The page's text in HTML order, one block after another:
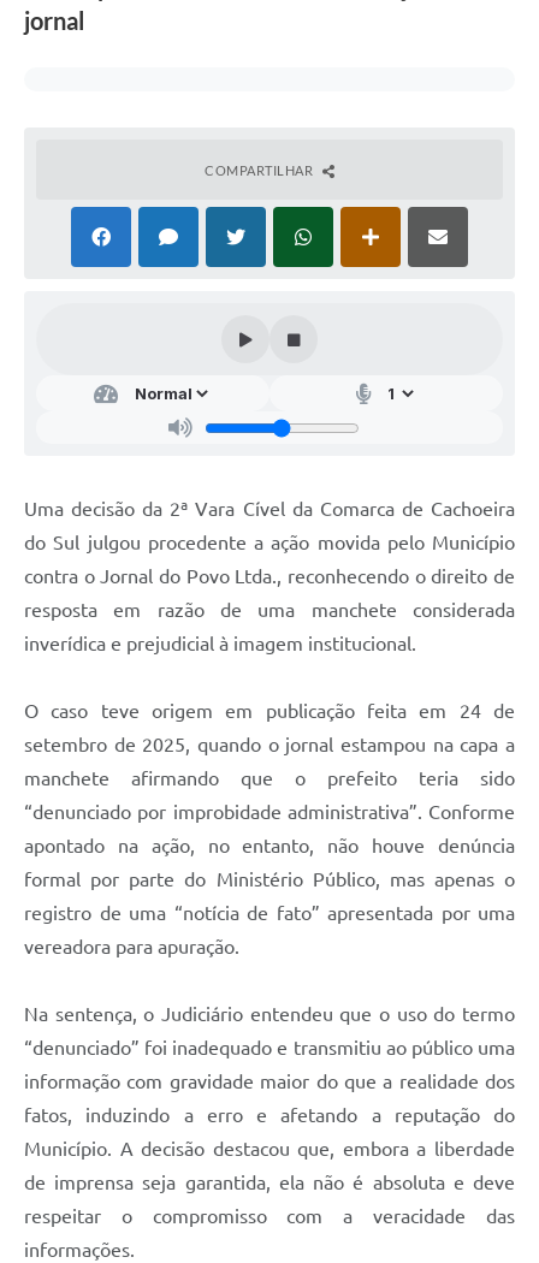
Coleta seletiva - Informações
A Nossa Cidade
A Prefeitura
Galeria de Vídeos
Contas Públicas
Editais
Serviços Online
Notícias
jornal
COMPARTILHAR
Uma decisão da 2ª Vara Cível da Comarca de Cachoeira
do Sul julgou procedente a ação movida pelo Município
contra o Jornal do Povo Ltda., reconhecendo o direito de
resposta em razão de uma manchete considerada
inverídica e prejudicial à imagem institucional.
O caso teve origem em publicação feita em 24 de
setembro de 2025, quando o jornal estampou na capa a
manchete afirmando que o prefeito teria sido
“denunciado por improbidade administrativa”. Conforme
apontado na ação, no entanto, não houve denúncia
formal por parte do Ministério Público, mas apenas o
registro de uma “notícia de fato” apresentada por uma
vereadora para apuração.
Na sentença, o Judiciário entendeu que o uso do termo
“denunciado” foi inadequado e transmitiu ao público uma
informação com gravidade maior do que a realidade dos
fatos, induzindo a erro e afetando a reputação do
Município. A decisão destacou que, embora a liberdade
de imprensa seja garantida, ela não é absoluta e deve
respeitar o compromisso com a veracidade das
informações.